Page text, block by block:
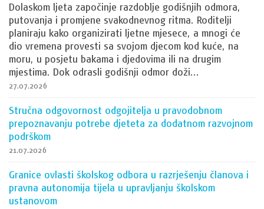
Dolaskom ljeta započinje razdoblje godišnjih odmora,
putovanja i promjene svakodnevnog ritma. Roditelji
planiraju kako organizirati ljetne mjesece, a mnogi će
dio vremena provesti sa svojom djecom kod kuće, na
moru, u posjetu bakama i djedovima ili na drugim
mjestima. Dok odrasli godišnji odmor doži...
27.07.2026
Stručna odgovornost odgojitelja u pravodobnom
prepoznavanju potrebe djeteta za dodatnom razvojnom
podrškom
21.07.2026
Granice ovlasti školskog odbora u razrješenju članova i
pravna autonomija tijela u upravljanju školskom
ustanovom